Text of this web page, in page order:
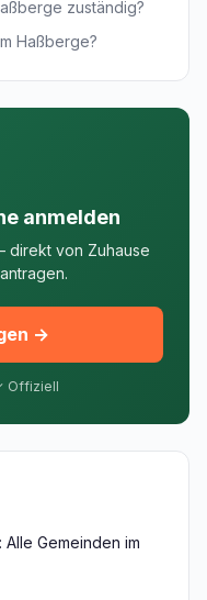
zuständig?
Haßberge?
anmelden
direkt von Zuhause
→
Offiziell
Gemeinden im